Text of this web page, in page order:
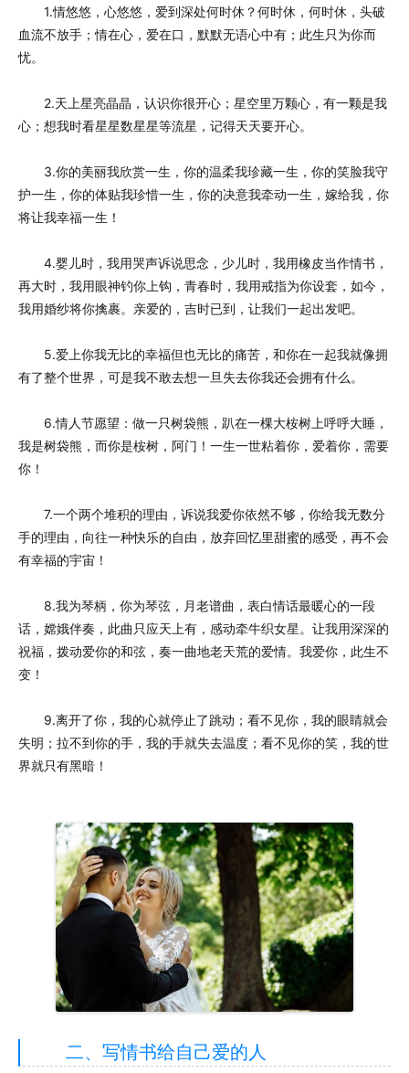
1.情悠悠，心悠悠，爱到深处何时休？何时休，何时休，头破
血流不放手；情在心，爱在口，默默无语心中有；此生只为你而
忧。
2.天上星亮晶晶，认识你很开心；星空里万颗心，有一颗是我
心；想我时看星星数星星等流星，记得天天要开心。
3.你的美丽我欣赏一生，你的温柔我珍藏一生，你的笑脸我守
护一生，你的体贴我珍惜一生，你的决意我牵动一生，嫁给我，你
将让我幸福一生！
4.婴儿时，我用哭声诉说思念，少儿时，我用橡皮当作情书，
再大时，我用眼神钓你上钩，青春时，我用戒指为你设套，如今，
我用婚纱将你擒裹。亲爱的，吉时已到，让我们一起出发吧。
5.爱上你我无比的幸福但也无比的痛苦，和你在一起我就像拥
有了整个世界，可是我不敢去想一旦失去你我还会拥有什么。
6.情人节愿望：做一只树袋熊，趴在一棵大桉树上呼呼大睡，
我是树袋熊，而你是桉树，阿门！一生一世粘着你，爱着你，需要
你！
7.一个两个堆积的理由，诉说我爱你依然不够，你给我无数分
手的理由，向往一种快乐的自由，放弃回忆里甜蜜的感受，再不会
有幸福的宇宙！
8.我为琴柄，你为琴弦，月老谱曲，表白情话最暖心的一段
话，嫦娥伴奏，此曲只应天上有，感动牵牛织女星。让我用深深的
祝福，拨动爱你的和弦，奏一曲地老天荒的爱情。我爱你，此生不
变！
9.离开了你，我的心就停止了跳动；看不见你，我的眼睛就会
失明；拉不到你的手，我的手就失去温度；看不见你的笑，我的世
界就只有黑暗！
二、写情书给自己爱的人